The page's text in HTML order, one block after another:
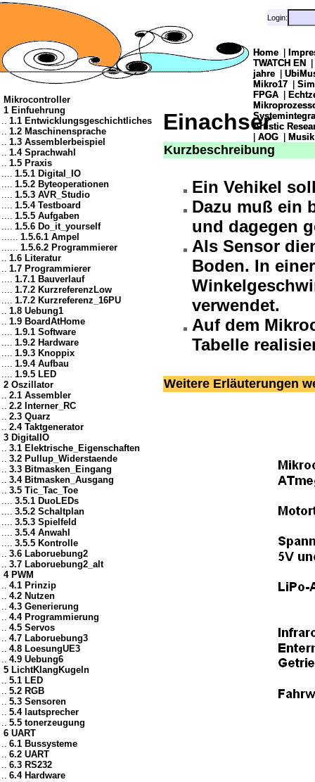
Home
TWATCH EN
jahre
Mikro17
FPGA
Artistic
AOG Musik
Login:
Mikrocontroller
1 Einfuehrung
.. 1.1 Entwicklungsgeschichtliches
.. 1.2 Maschinensprache
.. 1.3 Assemblerbeispiel
.. 1.4 Sprachwahl
.. 1.5 Praxis
.... 1.5.1 Digital_IO
.... 1.5.2 Byteoperationen
.... 1.5.3 AVR_Studio
.... 1.5.4 Testboard
.... 1.5.5 Aufgaben
.... 1.5.6 Do_it_yourself
...... 1.5.6.1 Ampel
...... 1.5.6.2 Programmierer
.. 1.6 Literatur
.. 1.7 Programmierer
.... 1.7.1 Bauverlauf
.... 1.7.2 KurzreferenzLow
.... 1.7.2 Kurzreferenz_16PU
.. 1.8 Uebung1
.. 1.9 BoardAtHome
.... 1.9.1 Software
.... 1.9.2 Hardware
.... 1.9.3 Knoppix
.... 1.9.4 Aufbau
.... 1.9.5 LED
2 Oszillator
.. 2.1 Assembler
.. 2.2 Interner_RC
.. 2.3 Quarz
.. 2.4 Taktgenerator
3 DigitalIO
.. 3.1 Elektrische_Eigenschaften
.. 3.2 Pullup_Widerstaende
.. 3.3 Bitmasken_Eingang
.. 3.4 Bitmasken_Ausgang
.. 3.5 Tic_Tac_Toe
.... 3.5.1 DuoLEDs
.... 3.5.2 Schaltplan
.... 3.5.3 Spielfeld
.... 3.5.4 Anwahl
.... 3.5.5 Kontrolle
.. 3.6 Laboruebung2
.. 3.7 Laboruebung2_alt
4 PWM
.. 4.1 Prinzip
.. 4.2 Nutzen
.. 4.3 Generierung
.. 4.4 Programmierung
.. 4.5 Servos
.. 4.7 Laboruebung3
.. 4.8 LoesungUE3
.. 4.9 Uebung6
5 LichtKlangKugeln
.. 5.1 LED
.. 5.2 RGB
.. 5.3 Sensoren
.. 5.4 lautsprecher
.. 5.5 tonerzeugung
6 UART
.. 6.1 Bussysteme
.. 6.2 UART
.. 6.3 RS232
.. 6.4 Hardware
Home
TWATCH EN
jahre
Mikro17
FPGA
Artistic
AOG Musik
Login:
Einachser
Kurzbeschreibung
Ein Vehikel
Dazu muß ein
und dagegen
Als Sensor
Boden. In
verwendet.
Auf dem
Tabelle
Weitere Erläuterungen